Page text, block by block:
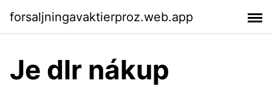
forsaljningavaktierproz.web.app
Je dlr nákup